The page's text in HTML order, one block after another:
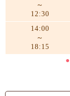
～
12:30
14:00
～
18:15
●